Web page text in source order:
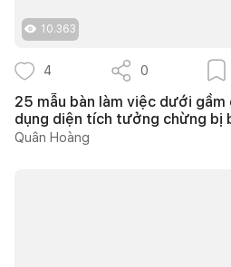
10.363
4 0
25 mẫu bàn làm việc dưới
dụng diện tích tưởng chừng bị
Quân Hoàng